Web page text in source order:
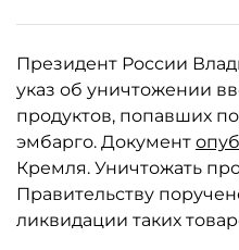
Президент России
указ об уничтожении
продуктов, попавших
эмбарго. Документ
Кремля. Уничтожать
Правительству
ликвидации таких